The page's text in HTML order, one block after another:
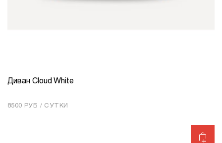
КОЛИЧЕСТВО 1
Диван Cloud White
8500 РУБ / СУТКИ